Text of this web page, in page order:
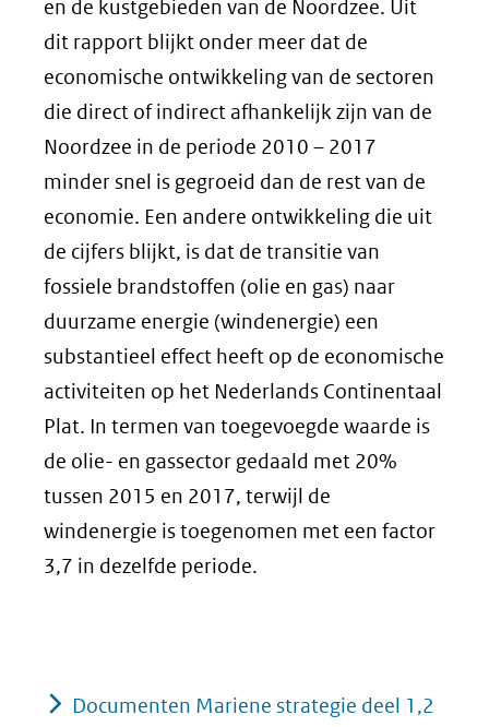
andere
website)
en de kustgebieden van de Noordzee. Uit
dit rapport blijkt onder meer dat de
economische ontwikkeling van de sectoren
die direct of indirect afhankelijk zijn van de
Noordzee in de periode 2010 – 2017
minder snel is gegroeid dan de rest van de
economie. Een andere ontwikkeling die uit
de cijfers blijkt, is dat de transitie van
fossiele brandstoffen (olie en gas) naar
duurzame energie (windenergie) een
substantieel effect heeft op de economische
activiteiten op het Nederlands Continentaal
Plat. In termen van toegevoegde waarde is
de olie- en gassector gedaald met 20%
tussen 2015 en 2017, terwijl de
windenergie is toegenomen met een factor
3,7 in dezelfde periode.
Documenten Mariene strategie deel 1,2